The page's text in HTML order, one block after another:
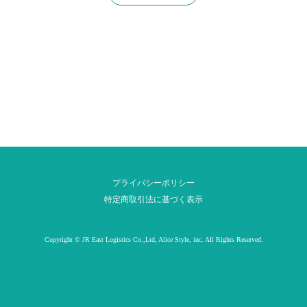
プライバシーポリシー
特定商取引法に基づく表示
Copyright © JR East Logistics Co.,Ltd, Alice Style, inc. All Rights Reserved.